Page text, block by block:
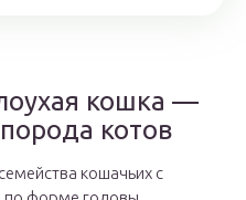
кошка —
котов
кошачьих с